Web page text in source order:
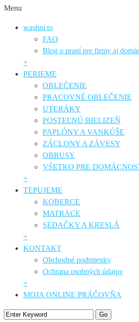
Menu
washni to
FAQ
Blog o praní pre firmy aj
+
PERIEME
OBLEČENIE
PRACOVNÉ OBLEČENIE
UTERÁKY
POSTEĽNÚ BIELIZEŇ
PAPLÓNY A VANKÚŠE
ZÁCLONY A ZÁVESY
OBRUSY
VŠETKO PRE
+
TEPUJEME
KOBERCE
MATRACE
SEDAČKY A KRESLÁ
+
KONTAKT
Obchodné podmienky
Ochrana osobných údajov
+
MOJA ONLINE PRÁČOVŇA